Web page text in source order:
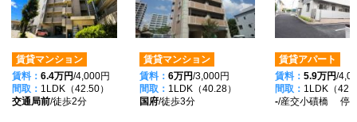
賃貸マンション
賃料： 6.4万円/4,000円
間取： 1LDK（42.50）
交通局前/徒歩2分
賃貸マンション
賃料： 6万円/3,000円
間取： 1LDK（40.28）
国府/徒歩3分
賃貸アパート
賃料： 5.9万円/
間取： 1LDK（
-/産交小磧橋 停